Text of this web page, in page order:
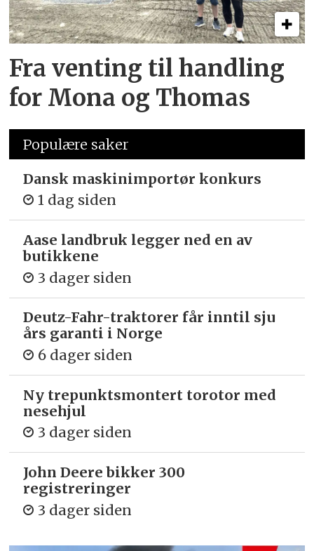
Fra venting til handling
for Mona og Thomas
Populære saker
Dansk maskinimportør konkurs
1 dag siden
Aase landbruk legger ned en av
butikkene
3 dager siden
Deutz-Fahr-traktorer får inntil sju
års garanti i Norge
6 dager siden
Ny trepunkts­montert torotor med
nesehjul
3 dager siden
John Deere bikker 300
registreringer
3 dager siden